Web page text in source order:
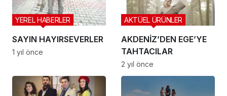
SAYIN HAYIRSEVERLER
YEREL HABERLER
1 yıl önce
AKDENİZ’DEN EGE’YE
TAHTACILAR
AKTÜEL ÜRÜNLER
2 yıl önce